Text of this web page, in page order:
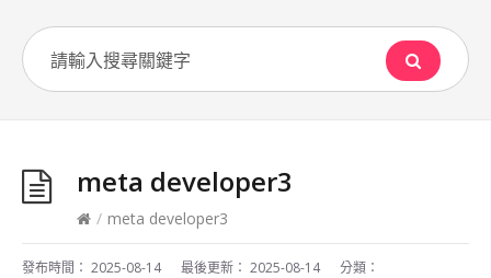
meta developer3
/ meta developer3
發布時間： 2025-08-14 最後更新： 2025-08-14 分類：